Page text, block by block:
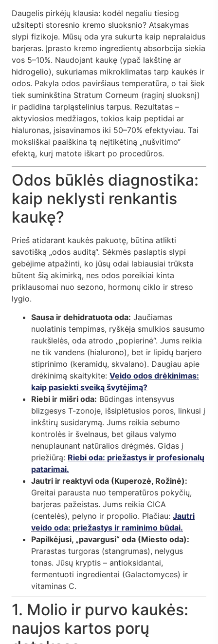
Daugelis pirkėjų klausia: kodėl negaliu tiesiog
užsitepti storesnio kremo sluoksnio? Atsakymas
slypi fizikoje. Mūsų oda yra sukurta kaip nepralaidus
barjeras. Įprasto kremo ingredientų absorbcija siekia
vos 5–10%. Naudojant kaukę (ypač lakštinę ar
hidrogelio), sukuriamas mikroklimatas tarp kaukės ir
odos. Pakyla odos paviršiaus temperatūra, o tai šiek
tiek suminkština Stratum Corneum (raginį sluoksnį)
ir padidina tarpląstelinius tarpus. Rezultatas –
aktyviosios medžiagos, tokios kaip peptidai ar
hialuronas, įsisavinamos iki 50–70% efektyviau. Tai
moksliškai paaiškina tą neįtikėtiną „nušvitimo“
efektą, kurį matote iškart po procedūros.
Odos būklės diagnostika:
kaip neklysti renkantis
kaukę?
Prieš atidarant kaukės pakuotę, būtina atlikti
savotišką „odos auditą“. Sėkmės paslaptis slypi
gebėjime atpažinti, ko jūsų odai labiausiai trūksta
būtent šią akimirką, nes odos poreikiai kinta
priklausomai nuo sezono, hormonų ciklo ir streso
lygio.
Sausa ir dehidratuota oda: Jaučiamas
nuolatinis tempimas, ryškėja smulkios sausumo
raukšlelės, oda atrodo „popierinė“. Jums reikia
ne tik vandens (hialurono), bet ir lipidų barjero
stiprinimo (keramidų, skvalano). Daugiau apie
drėkinimą skaitykite: Veido odos drėkinimas:
kaip pasiekti sveiką švytėjimą?
Riebi ir mišri oda: Būdingas intensyvus
blizgesys T-zonoje, išsiplėtusios poros, linkusi į
inkštirų susidarymą. Jums reikia sebumo
kontrolės ir švelnaus, bet gilaus valymo
nenuplaunant natūralios drėgmės. Gidas į
priežiūrą: Riebi oda: priežastys ir profesionalų
patarimai.
Jautri ir reaktyvi oda (Kuperozė, Rožinė):
Greitai parausta nuo temperatūros pokyčių,
barjeras pažeistas. Jums reikia CICA
(centelės), pelyno ir propolio. Plačiau: Jautri
veido oda: priežastys ir raminimo būdai.
Papilkėjusi, „pavargusi“ oda (Miesto oda):
Prarastas turgoras (stangrumas), nelygus
tonas. Jūsų kryptis – antioksidantai,
fermentuoti ingredientai (Galactomyces) ir
vitaminas C.
1. Molio ir purvo kaukės:
naujos kartos porų